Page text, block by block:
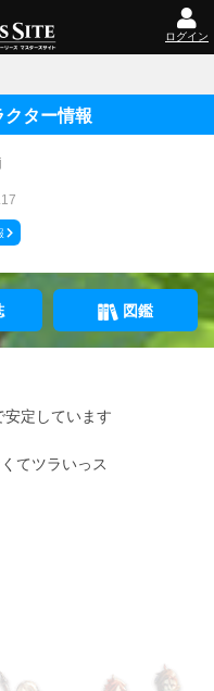
ログイン
ター情報
図鑑
安定しています
てツラいっス